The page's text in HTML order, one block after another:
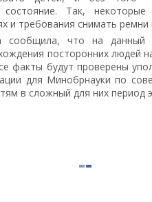
состояние. Так,
и требования снимать
сообщила, что на данный
посторонних людей
факты будут проверены
для Минобрнауки по
в сложный для них период